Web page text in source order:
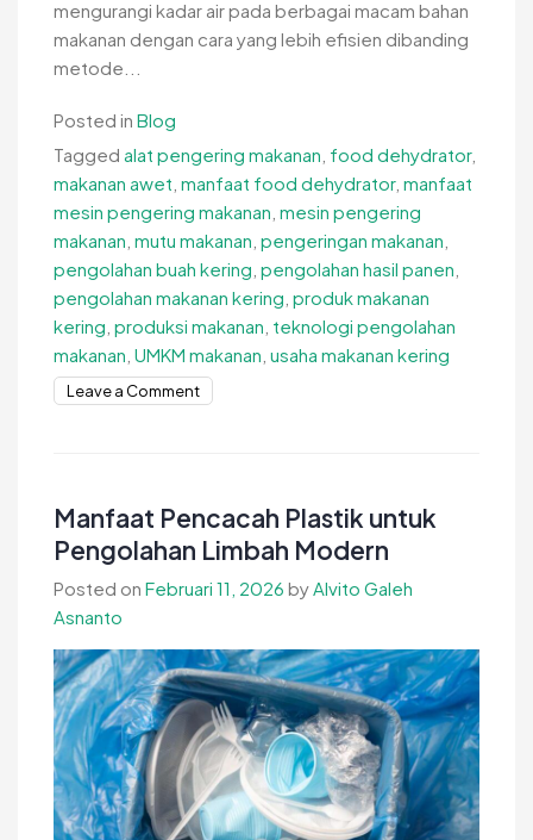
mengurangi kadar air pada berbagai macam bahan
makanan dengan cara yang lebih efisien dibanding
metode...
Posted in Blog
Tagged alat pengering makanan food dehydrator,
makanan awet manfaat food dehydrator, manfaat
mesin pengering makanan mesin pengering
makanan mutu makanan pengeringan makanan
pengolahan buah kering pengolahan hasil panen
pengolahan makanan kering produk makanan
kering produksi makanan teknologi pengolahan
makanan UMKM makanan usaha makanan kering
Leave a Commenton
Modern
Manfaat Pencacah Plastik untuk
Pengolahan Limbah Modern
Posted on Februari 11, 2026 byAlvito Galeh
Asnanto